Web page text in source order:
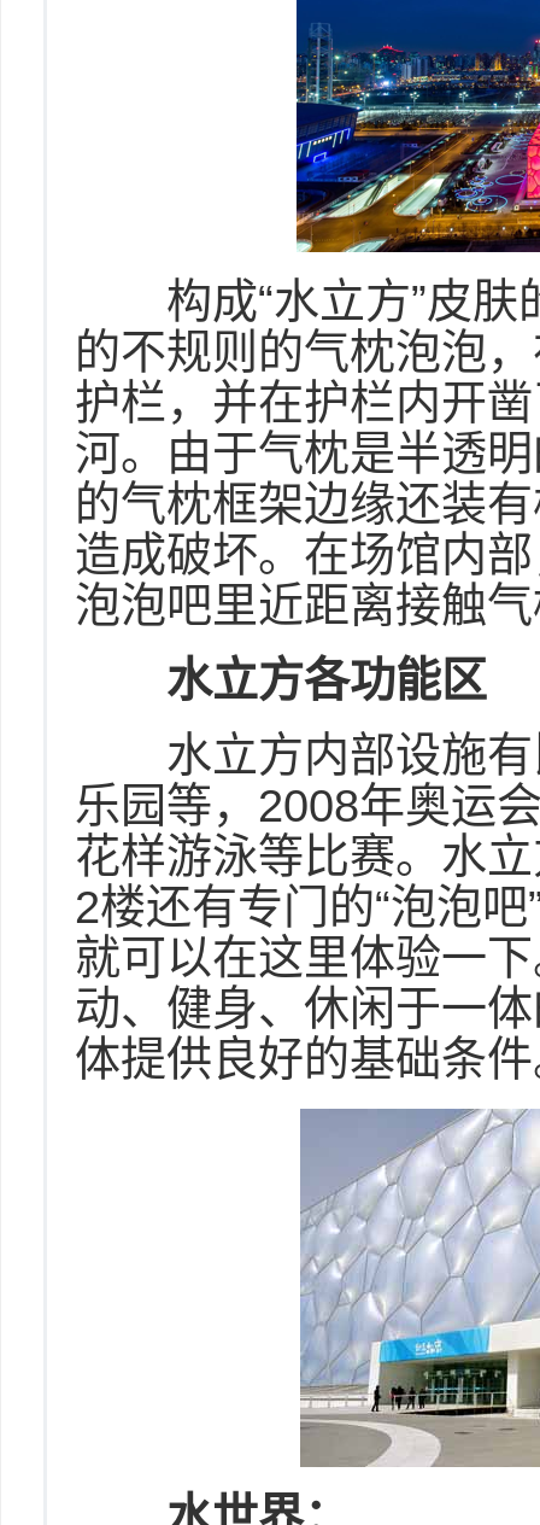
构成“水立方”皮肤
的不规则的气枕泡泡
护栏，并在护栏内开
河。由于气枕是半透
的气枕框架边缘还装
造成破坏。在场馆内
泡泡吧里近距离接触
水立方各功能区
水立方内部设施有
乐园等，2008年奥运
花样游泳等比赛。水
2楼还有专门的“泡泡
就可以在这里体验一
动、健身、休闲于一
体提供良好的基础条